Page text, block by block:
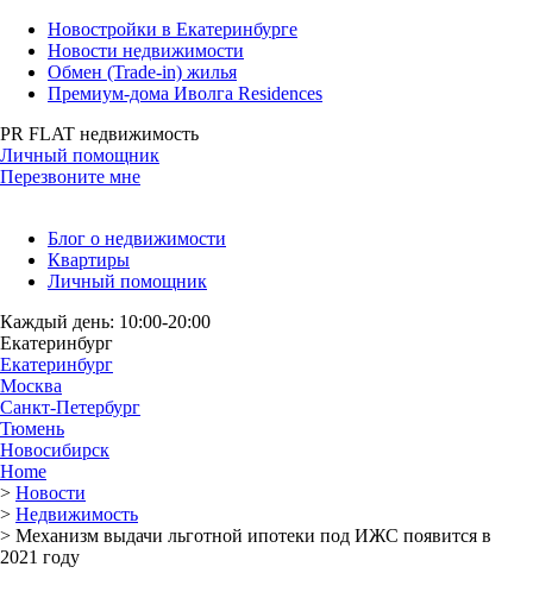
Новостройки в Екатеринбурге
Новости недвижимости
Обмен (Trade-in) жилья
Премиум-дома Иволга Residences
PR FLAT недвижимость
Личный помощник
Перезвоните мне
Блог о недвижимости
Квартиры
Личный помощник
Каждый день: 10:00-20:00
Екатеринбург
Екатеринбург
Москва
Санкт-Петербург
Тюмень
Новосибирск
Home
> Новости
> Недвижимость
> Механизм выдачи льготной ипотеки под ИЖС появится в
2021 году